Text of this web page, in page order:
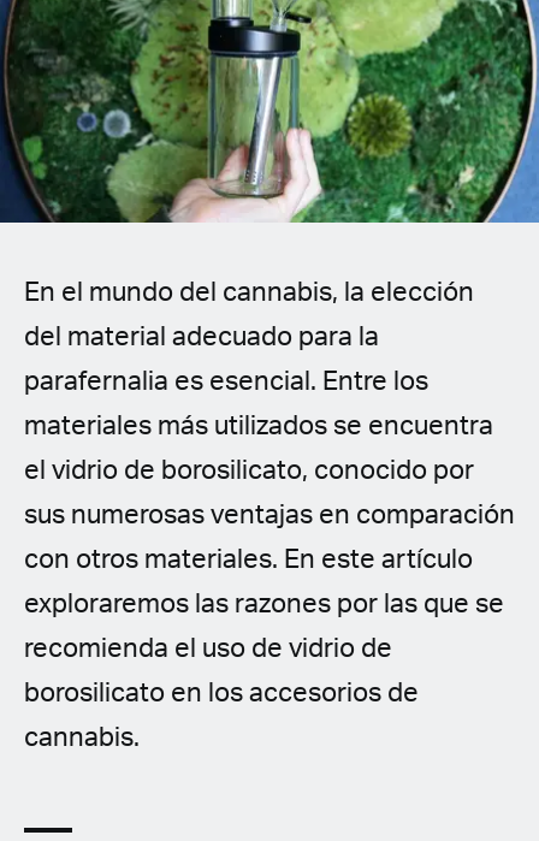
Spanish (Spain)
Spanish (Latin America)
German
French
Italian
Polish
En el mundo del cannabis, la elección
del material adecuado para la
parafernalia es esencial. Entre los
materiales más utilizados se encuentra
el vidrio de borosilicato, conocido por
sus numerosas ventajas en comparación
con otros materiales. En este artículo
exploraremos las razones por las que se
recomienda el uso de vidrio de
borosilicato en los accesorios de
cannabis.